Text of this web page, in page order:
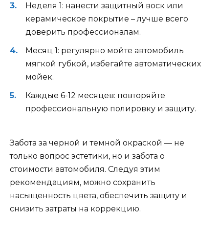
Неделя 1: нанести защитный воск или
керамическое покрытие – лучше всего
доверить профессионалам.
Месяц 1: регулярно мойте автомобиль
мягкой губкой, избегайте автоматических
мойек.
Каждые 6-12 месяцев: повторяйте
профессиональную полировку и защиту.
Забота за черной и темной окраской — не
только вопрос эстетики, но и забота о
стоимости автомобиля. Следуя этим
рекомендациям, можно сохранить
насыщенность цвета, обеспечить защиту и
снизить затраты на коррекцию.